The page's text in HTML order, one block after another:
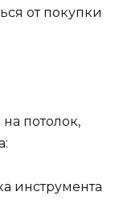
от покупки
потолок,
инструмента